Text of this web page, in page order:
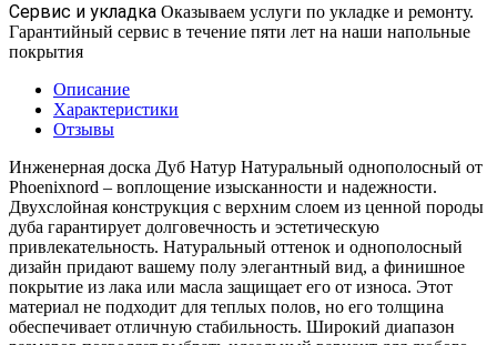
Сервис и укладка Оказываем услуги по укладке и ремонту.
Гарантийный сервис в течение пяти лет на наши напольные
покрытия
Описание
Характеристики
Отзывы
Инженерная доска Дуб Натур Натуральный однополосный от
Phoenixnord – воплощение изысканности и надежности.
Двухслойная конструкция с верхним слоем из ценной породы
дуба гарантирует долговечность и эстетическую
привлекательность. Натуральный оттенок и однополосный
дизайн придают вашему полу элегантный вид, а финишное
покрытие из лака или масла защищает его от износа. Этот
материал не подходит для теплых полов, но его толщина
обеспечивает отличную стабильность. Широкий диапазон